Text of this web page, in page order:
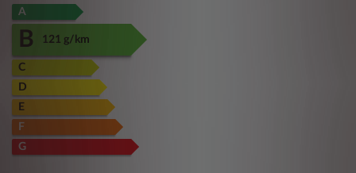
A
B 121 g/km
C
D
E
F
G